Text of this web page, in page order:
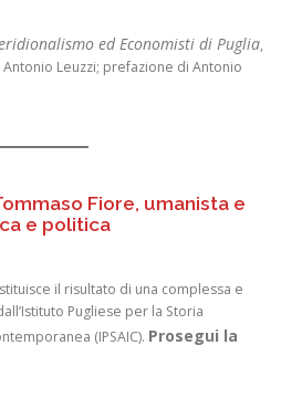
ed Economisti di Puglia,
Antonio Leuzzi; prefazione di Antonio
Fiore, umanista e
e politica
il risultato di una complessa e
Pugliese per la Storia
(IPSAIC). Prosegui la